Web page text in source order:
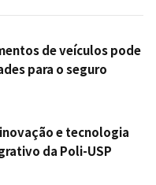
de veículos pode
para o seguro
e tecnologia
da Poli-USP